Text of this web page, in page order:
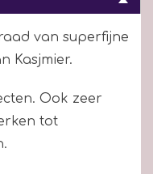
van superfijne
Kasjmier.
Ook zeer
tot